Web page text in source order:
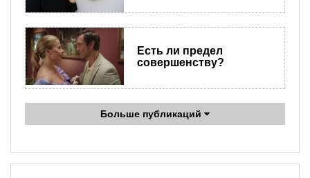
Есть ли предел
совершенству?
Больше публикаций